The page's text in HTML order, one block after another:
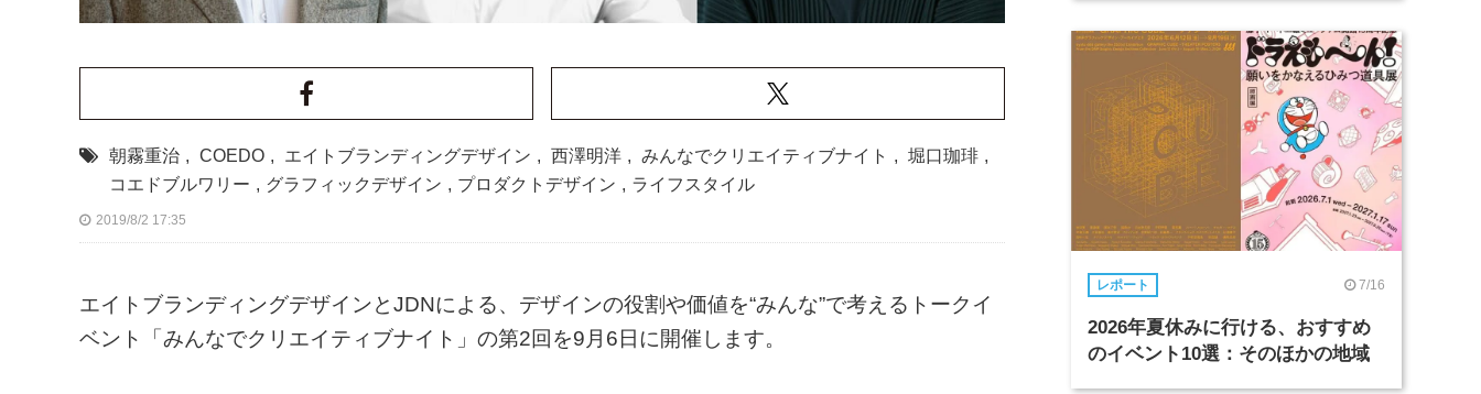
朝霧重治 , COEDO , エイトブランディングデザイン , 西澤明洋 , みんなでクリエイティブナイト , 堀口珈琲 ,
コエドブルワリー , グラフィックデザイン , プロダクトデザイン , ライフスタイル
2019/8/2 17:35
エイトブランディングデザインとJDNによる、デザインの役割や価値を“みんな”で考えるトークイ
ベント「みんなでクリエイティブナイト」の第2回を9月6日に開催します。
レポート 7/16
2026年夏休みに行ける、おすすめ
のイベント10選：そのほかの地域